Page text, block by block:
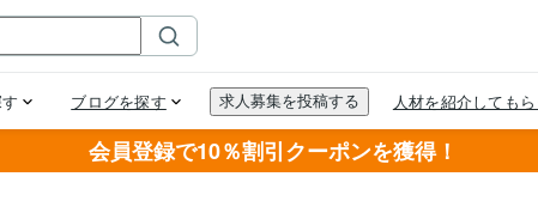
会員登録で10％割引クーポンを獲得！